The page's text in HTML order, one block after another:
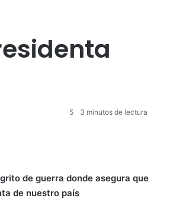
5 3 minutos de lectura
de guerra donde asegura que
de nuestro país